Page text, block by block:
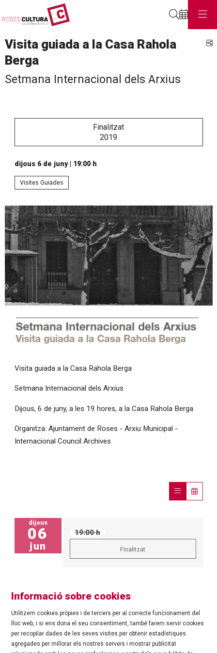
Visita guiada a la Casa Rahola
Berga
Setmana Internacional dels Arxius
Finalitzat
2019
dijous 6 de juny| 19:00 h
Visites Guiades
Visita guiada a la Casa Rahola Berga
Setmana Internacional dels Arxius
Dijous, 6 de juny, a les 19 hores, a la Casa Rahola Berga
Organitza: Ajuntament de Roses - Arxiu Municipal -
Internacional Council Archives
dijous
06
jun
19:00 h
Finalitzat
©Ajuntament de Roses| C/ Tarragona, 81 | 17480 ROSES
Informació sobre cookies
Utilitzem cookies pròpies i de tercers per al correcte funcionament del
lloc web, i si ens dona el seu consentiment, també farem servir cookies
per recopilar dades de les seves visites per obtenir estadístiques
agregades per millorar els nostres serveis i mostrar publicitat